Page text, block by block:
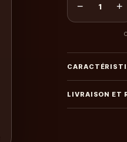
− 1 +
LIVRAISON ET